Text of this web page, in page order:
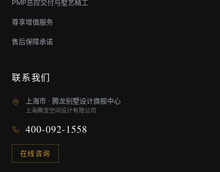
PMP总控交付与墅艺精工
尊享增值服务
售后保障承诺
联系我们
上海市 · 腾龙别墅设计旗舰中心
上海腾龙空间设计有限公司
400-092-1558
在线咨询